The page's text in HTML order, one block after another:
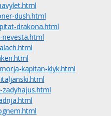
dush.html
drakona.html
kapitan-klyk.html